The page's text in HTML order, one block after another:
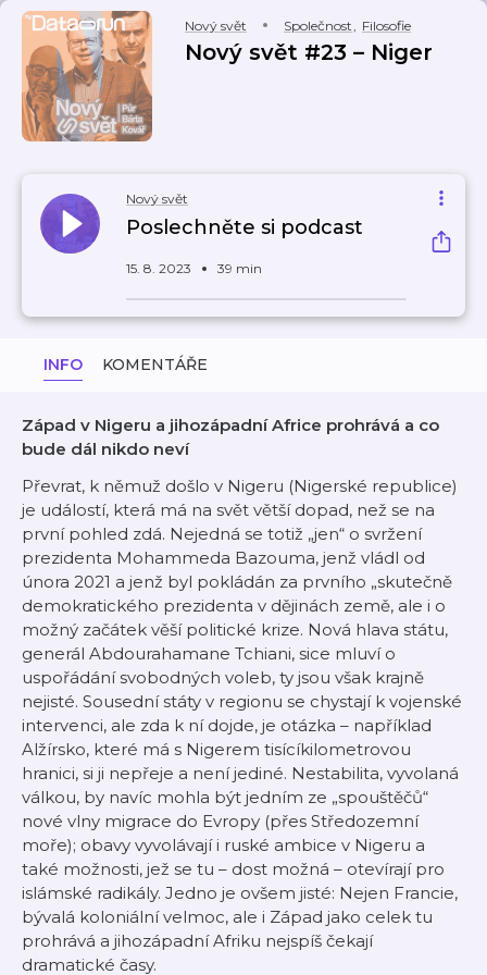
Nový svět Společnost, Filosofie
Nový svět #23 – Niger
Nový svět
Poslechněte si podcast
15. 8. 2023 39 min
INFO KOMENTÁŘE
Západ v Nigeru a jihozápadní Africe prohrává a co
bude dál nikdo neví
Převrat, k němuž došlo v Nigeru (Nigerské republice)
je událostí, která má na svět větší dopad, než se na
první pohled zdá. Nejedná se totiž „jen“ o svržení
prezidenta Mohammeda Bazouma, jenž vládl od
února 2021 a jenž byl pokládán za prvního „skutečně
demokratického prezidenta v dějinách země, ale i o
možný začátek věší politické krize. Nová hlava státu,
generál Abdourahamane Tchiani, sice mluví o
uspořádání svobodných voleb, ty jsou však krajně
nejisté. Sousední státy v regionu se chystají k vojenské
intervenci, ale zda k ní dojde, je otázka – například
Alžírsko, které má s Nigerem tisícíkilometrovou
hranici, si ji nepřeje a není jediné. Nestabilita, vyvolaná
válkou, by navíc mohla být jedním ze „spouštěčů“
nové vlny migrace do Evropy (přes Středozemní
moře); obavy vyvolávají i ruské ambice v Nigeru a
také možnosti, jež se tu – dost možná – otevírají pro
islámské radikály. Jedno je ovšem jisté: Nejen Francie,
bývalá koloniální velmoc, ale i Západ jako celek tu
prohrává a jihozápadní Afriku nejspíš čekají
dramatické časy.